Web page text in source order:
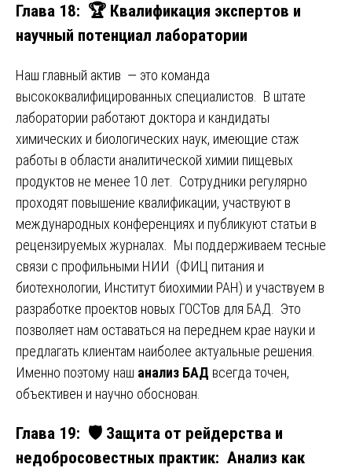
Глава 18: 🏆 Квалификация экспертов и
научный потенциал лаборатории
Наш главный актив — это команда
высококвалифицированных специалистов. В штате
лаборатории работают доктора и кандидаты
химических и биологических наук, имеющие стаж
работы в области аналитической химии пищевых
продуктов не менее 10 лет. Сотрудники регулярно
проходят повышение квалификации, участвуют в
международных конференциях и публикуют статьи в
рецензируемых журналах. Мы поддерживаем тесные
связи с профильными НИИ (ФИЦ питания и
биотехнологии, Институт биохимии РАН) и участвуем в
разработке проектов новых ГОСТов для БАД. Это
позволяет нам оставаться на переднем крае науки и
предлагать клиентам наиболее актуальные решения.
Именно поэтому наш анализ БАД всегда точен,
объективен и научно обоснован.
Глава 19: 🛡️ Защита от рейдерства и
недобросовестных практик: Анализ как